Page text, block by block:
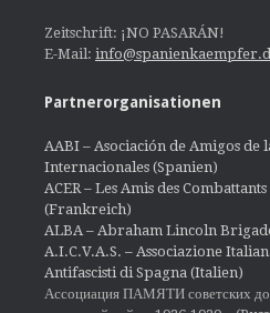
Zeitschrift: ¡NO PASARÁN!
E-Mail:
Partnerorganisationen
AABI – Asociación de Amigos de
Internacionales (Spanien)
ACER – Les Amis des
(Frankreich)
ALBA – Abraham Lincoln
A.I.C.V.A.S. – Associazione
Antifascisti di Spagna (Italien)
Ассоциация ПАМЯТИ советских